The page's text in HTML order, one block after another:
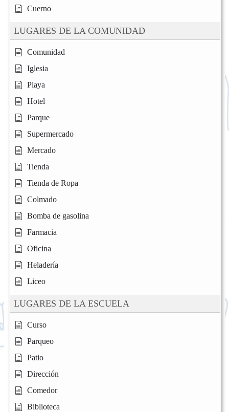
Cuerno
LUGARES DE LA COMUNIDAD
Comunidad
Iglesia
Playa
Hotel
Parque
Supermercado
Mercado
Tienda
Tienda de Ropa
Colmado
Bomba de gasolina
Farmacia
Oficina
Heladería
Liceo
LUGARES DE LA ESCUELA
Curso
Parqueo
Patio
Dirección
Comedor
Biblioteca